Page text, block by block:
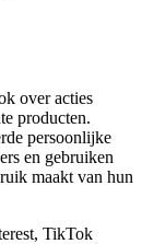
over acties
producten.
persoonlijke
en gebruiken
maakt van hun
TikTok